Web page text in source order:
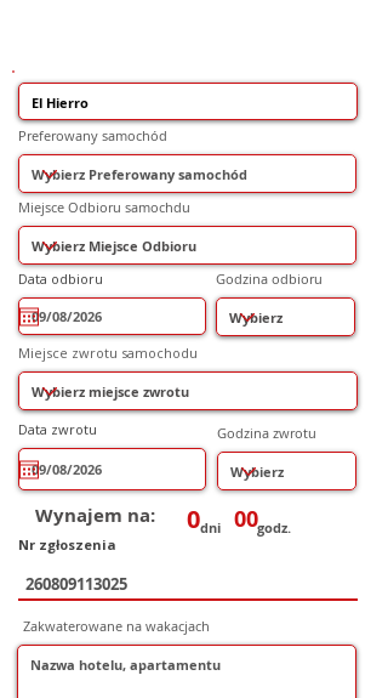
Preferowany samochód
Miejsce Odbioru samochdu
Data odbioru
q
i
r
e
d
Godzina odbioru
Miejsce zwrotu samochodu
Data zwrotu
q
r
e
d
Godzina zwrotu
Wynajem na: 0dni 00godz.
Nr zgłoszenia
Zakwaterowane na wakacjach